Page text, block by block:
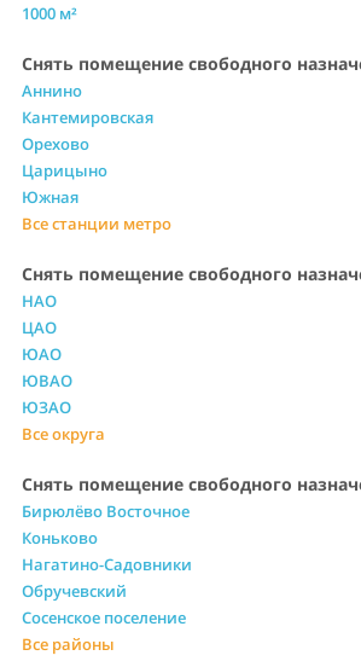
1000 м²
Снять помещение свободного
Аннино
Кантемировская
Орехово
Царицыно
Южная
Все станции метро
Снять помещение свободного
НАО
ЦАО
ЮАО
ЮВАО
ЮЗАО
Все округа
Снять помещение свободного
Бирюлёво Восточное
Коньково
Нагатино-Садовники
Обручевский
Сосенское поселение
Все районы